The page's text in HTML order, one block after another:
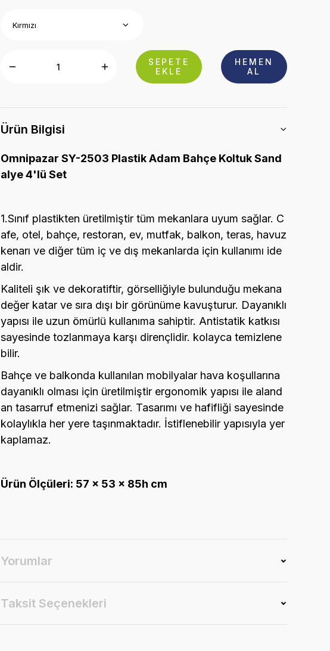
SEPETE
EKLE
HEMEN
AL
Ürün Bilgisi
Omnipazar SY-2503 Plastik Adam Bahçe Koltuk Sand
alye 4'lü Set
1.Sınıf plastikten üretilmiştir tüm mekanlara uyum sağlar. C
afe, otel, bahçe, restoran, ev, mutfak, balkon, teras, havuz
kenarı ve diğer tüm iç ve dış mekanlarda için kullanımı ide
aldir.
Kaliteli şık ve dekoratiftir, görselliğiyle bulunduğu mekana
değer katar ve sıra dışı bir görünüme kavuşturur. Dayanıklı
yapısı ile uzun ömürlü kullanıma sahiptir. Antistatik katkısı
sayesinde tozlanmaya karşı dirençlidir. kolayca temizlene
bilir.
Bahçe ve balkonda kullanılan mobilyalar hava koşullarına
dayanıklı olması için üretilmiştir ergonomik yapısı ile aland
an tasarruf etmenizi sağlar. Tasarımı ve hafifliği sayesinde
kolaylıkla her yere taşınmaktadır. İstiflenebilir yapısıyla yer
kaplamaz.
Ürün Ölçüleri: 57 x 53 x 85h cm
Yorumlar
Taksit Seçenekleri